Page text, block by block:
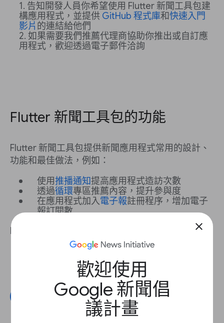
close
歡迎使用
Google 新聞倡
議計畫
告知開發人員你希望使用 Flutter 新聞工具包建
構應用程式，並提供 GitHub 程式庫和快速入門
影片 的連結給他們
如果需要我們推薦代理商協助你推出或自訂應
用程式，歡迎透過電子郵件洽詢
Flutter 新聞工具包的功能
Flutter 新聞工具包提供新聞應用程式常用的設計、
功能和最佳做法，例如：
使用推播通知提高應用程式造訪次數
透過循環專區推薦內容，提升參與度
在應用程式加入電子報註冊程序，增加電子
報訂閱數
Flutter 可為新聞機構帶來以下優勢：
：The Standard News 表示可節省
的時間。
提高廣告收益：Hespress 表示廣告收益
了 50%
開始建立專案